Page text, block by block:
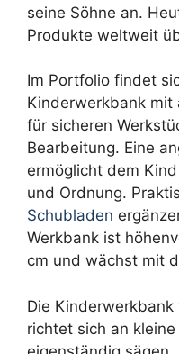
seine Söhne an.
Produkte weltweit
Im Portfolio findet
Kinderwerkbank mit
für sicheren
Bearbeitung. Eine
ermöglicht dem
und Ordnung.
Schubladen
Werkbank ist
cm und wächst mit
Die
richtet sich an